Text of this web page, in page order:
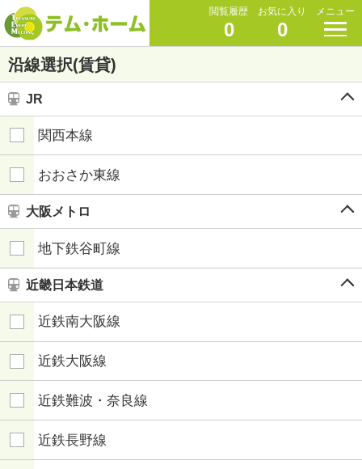
閲覧履歴
0
お気に入り
0
メニュー
沿線選択(賃貸)
JR
関西本線
おおさか東線
大阪メトロ
地下鉄谷町線
近畿日本鉄道
近鉄南大阪線
近鉄大阪線
近鉄難波・奈良線
近鉄長野線